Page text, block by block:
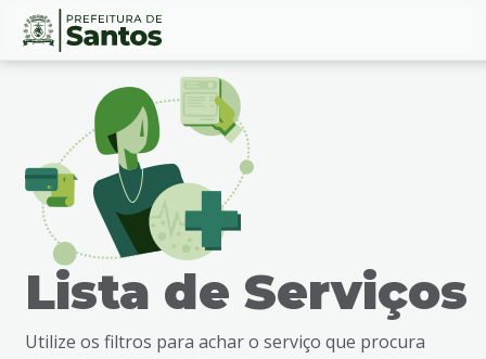
Ir
busca
Conteúdo
Lista de Serviços
Utilize os filtros para achar o serviço que procura